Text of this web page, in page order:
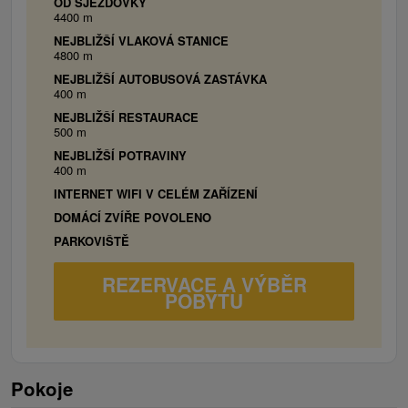
4400 m
NEJBLIŽŠÍ VLAKOVÁ STANICE
4800 m
NEJBLIŽŠÍ AUTOBUSOVÁ ZASTÁVKA
400 m
NEJBLIŽŠÍ RESTAURACE
500 m
NEJBLIŽŠÍ POTRAVINY
400 m
INTERNET WIFI V CELÉM ZAŘÍZENÍ
DOMÁCÍ ZVÍŘE POVOLENO
PARKOVIŠTĚ
REZERVACE A VÝBĚR
POBYTU
Pokoje